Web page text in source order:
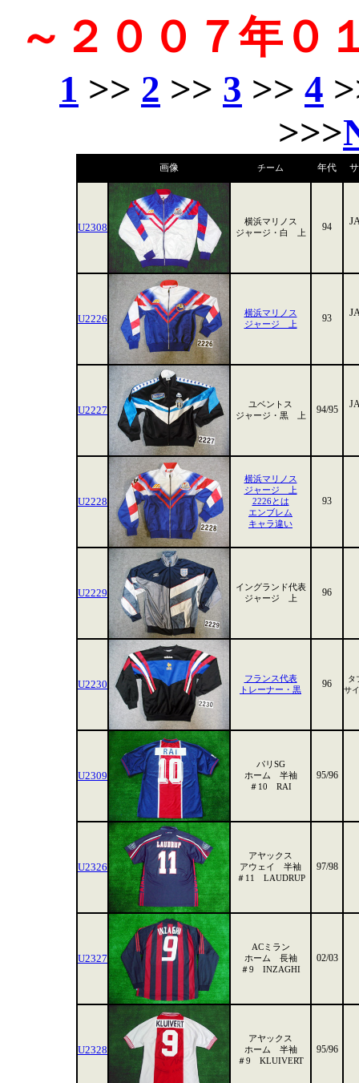
～２００７年０
1 >> 2 >> 3 >> 4
>>>
画像 チーム 年代
U2308
横浜マリノス
ジャージ・白 上
94
U2226
横浜マリノス
ジャージ 上
93
U2227
ユベントス
ジャージ・黒 上
94/95
U2228
横浜マリノス
ジャージ 上
2226とは
エンブレム
キャラ違い
93
U2229
イングランド代表
ジャージ 上
96
U2230
フランス代表
トレーナー・黒
96
タ
サ
U2309
パリSG
ホーム 半袖
＃10 RAI
95/96
U2326
アヤックス
アウェイ 半袖
＃11 LAUDRUP
97/98
U2327
ACミラン
ホーム 長袖
＃9 INZAGHI
02/03
U2328
アヤックス
ホーム 半袖
＃9 KLUIVERT
95/96